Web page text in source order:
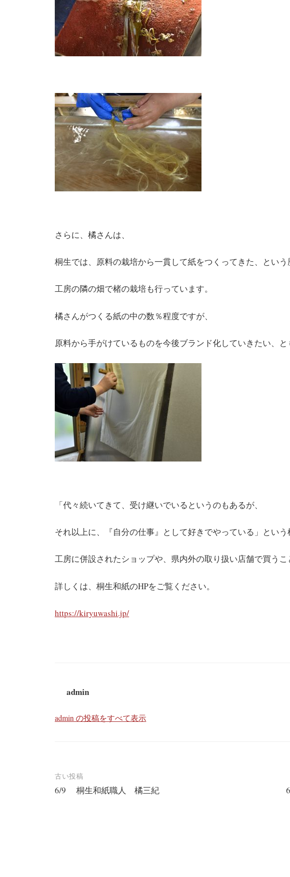
さらに、橘さんは、
桐生では、原料の栽培から一貫して紙をつくってきた、という
工房の隣の畑で楮の栽培も行っています。
橘さんがつくる紙の中の数％程度ですが、
原料から手がけているものを今後ブランド化していきたい、と
「代々続いてきて、受け継いでいるというのもあるが、
それ以上に、『自分の仕事』として好きでやっている」という
工房に併設されたショップや、県内外の取り扱い店舗で買うこ
詳しくは、桐生和紙のHPをご覧ください。
https://kiryuwashi.jp/
admin
admin の投稿をすべて表示
投
稿
古い投稿
6/9 桐生和紙職人 橘三紀